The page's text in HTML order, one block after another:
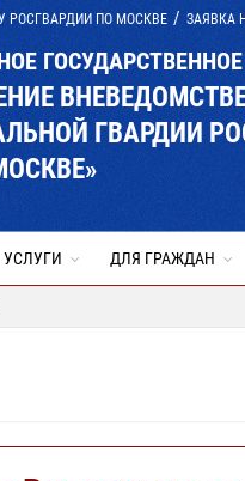
РОСГВАРДИИ ПО МОСКВЕ ЗАЯВКА
ГВАРДИИ
УСЛУГИ ДЛЯ ГРАЖДАН